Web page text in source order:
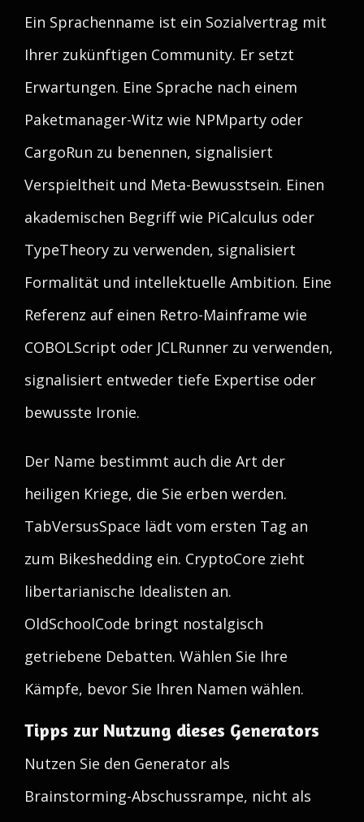
Ein Sprachenname ist ein Sozialvertrag mit
Ihrer zukünftigen Community. Er setzt
Erwartungen. Eine Sprache nach einem
Paketmanager-Witz wie NPMparty oder
CargoRun zu benennen, signalisiert
Verspieltheit und Meta-Bewusstsein. Einen
akademischen Begriff wie PiCalculus oder
TypeTheory zu verwenden, signalisiert
Formalität und intellektuelle Ambition. Eine
Referenz auf einen Retro-Mainframe wie
COBOLScript oder JCLRunner zu verwenden,
signalisiert entweder tiefe Expertise oder
bewusste Ironie.
Der Name bestimmt auch die Art der
heiligen Kriege, die Sie erben werden.
TabVersusSpace lädt vom ersten Tag an
zum Bikeshedding ein. CryptoCore zieht
libertarianische Idealisten an.
OldSchoolCode bringt nostalgisch
getriebene Debatten. Wählen Sie Ihre
Kämpfe, bevor Sie Ihren Namen wählen.
Tipps zur Nutzung dieses Generators
Nutzen Sie den Generator als
Brainstorming-Abschussrampe, nicht als